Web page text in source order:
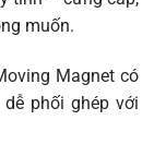
muốn.
Magnet có
phối ghép với